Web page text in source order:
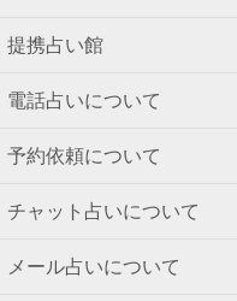
提携占い館
電話占いについて
予約依頼について
チャット占いについて
メール占いについて